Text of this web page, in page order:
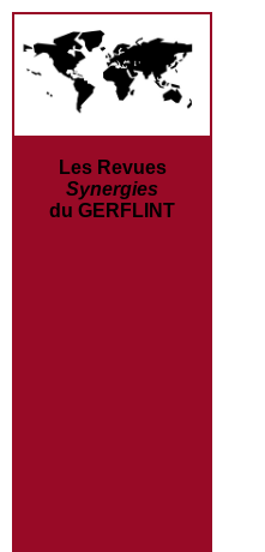
Les Revues
Synergies
du GERFLINT